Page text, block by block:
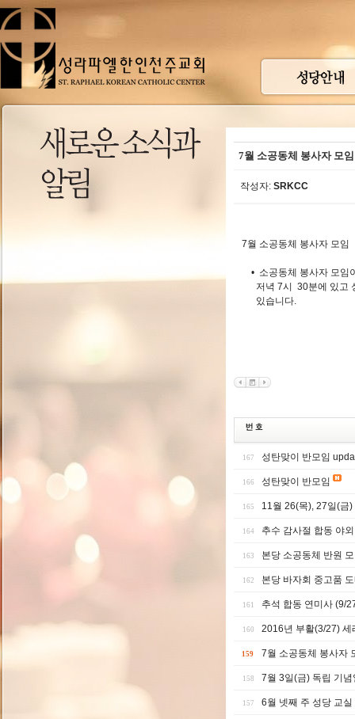
7월 소공동체 봉사자 모임
작성자: SRKCC
7월 소공동체 봉사자 모임
• 소공동체 봉사자 모임
저녁 7시 30분에 있고
있습니다.
167 성탄맞이 반모임
166 성탄맞이 반모임
165 11월 26(목), 27일(금)
164 추수 감사절 합동 야
163 본당 소공동체 반원
162 본당 바자회 중고품
161 추석 합동 연미사 (9/
160 2016년 부활(3/27) 세
159 7월 소공동체 봉사자
158 7월 3일(금) 독립 기
157 6월 넷째 주 성당 교